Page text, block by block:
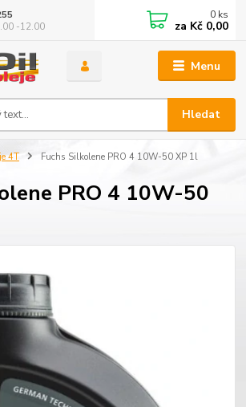
Menu
Hledat
-12.00
0 ks
za Kč 0,00
4T Fuchs Silkolene PRO 4 10W-50 XP 1l
PRO 4 10W-50